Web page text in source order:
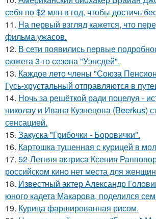
себя по $2 млн в год, чтобы достичь
11. На первый взгляд кажется, что
фильма ужасов.
12. В сети появились первые
сюжета 3-го сезона "Уэнсдей".
13. Каждое лето члены "Союза
Гусь-хрустальный отправляются в
14. Ночь за решёткой ради поцелуя -
николау и Ивана Кузнецова (Beerkus)
сенсацией.
15. Закуска "Грибочки - Боровички".
16. Картошка тушенная с курицей в
17. 52-Летняя актриса Ксения
российском кино нет места для
18. Известный актер Александр
юного кадета Макарова, поделился
19. Курица фаршированная рисом.